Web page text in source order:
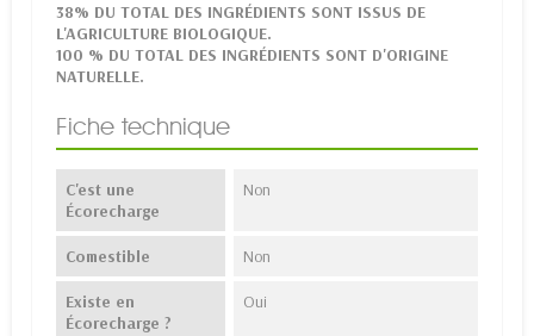
38% DU TOTAL DES INGRÉDIENTS SONT ISSUS DE
L'AGRICULTURE BIOLOGIQUE.
100 % DU TOTAL DES INGRÉDIENTS SONT D'ORIGINE
NATURELLE.
Fiche technique
C'est une
Écorecharge
Non
Comestible Non
Existe en
Écorecharge ?
Oui